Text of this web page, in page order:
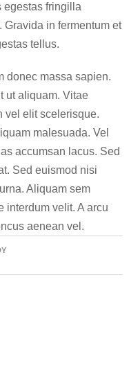
egestas fringilla
in fermentum et
tellus.
donec massa sapien.
ut aliquam. Vitae
vel elit scelerisque.
malesuada. Vel
accumsan lacus. Sed
Sed euismod nisi
Aliquam sem
interdum velit. A arcu
aenean vel.